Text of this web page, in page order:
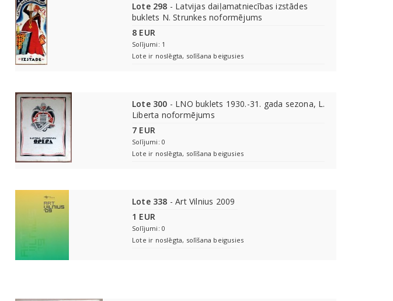
Lote 298 - Latvijas daiļamatniecības izstādes
buklets N. Strunkes noformējums
8 EUR
Solījumi: 1
Lote ir noslēgta, solīšana beigusies
Lote 300 - LNO buklets 1930.-31. gada sezona, L.
Liberta noformējums
7 EUR
Solījumi: 0
Lote ir noslēgta, solīšana beigusies
Lote 338 - Art Vilnius 2009
1 EUR
Solījumi: 0
Lote ir noslēgta, solīšana beigusies